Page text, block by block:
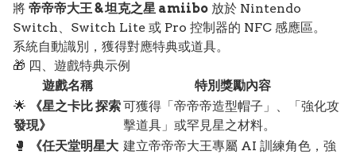
將 帝帝帝大王 & 坦克之星 amiibo 放於 Nintendo
Switch、Switch Lite 或 Pro 控制器的 NFC 感應區。
系統自動識別，獲得對應特典或道具。
🎁 四、遊戲特典示例
遊戲名稱
特別獎勵內容
🌟
《星之卡比 探索
發現》
可獲得「帝帝帝造型帽子」、「強化攻
擊道具」或罕見星之材料。
🥊
《任天堂明星大 建立帝帝帝大王專屬 AI 訓練角色，強